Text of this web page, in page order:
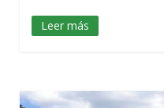
Leer más